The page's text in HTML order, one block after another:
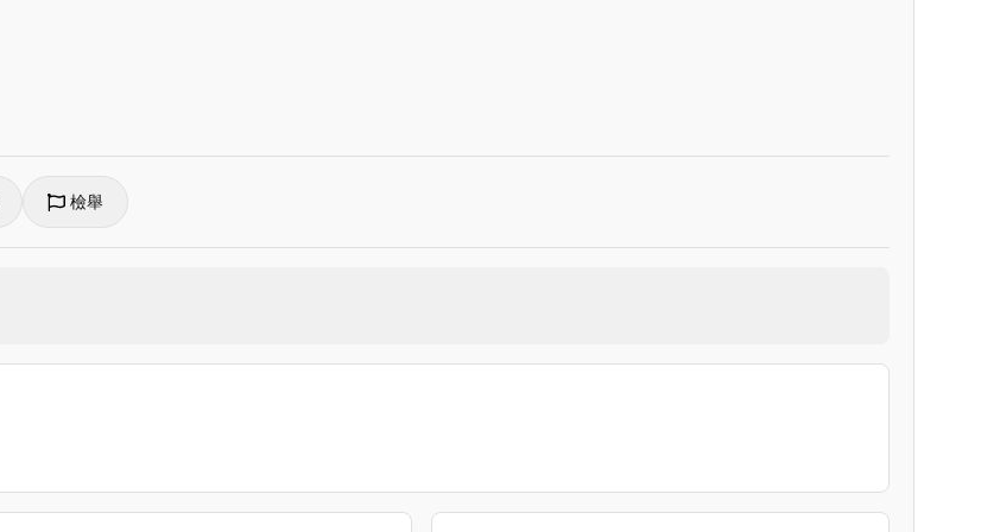
檢舉